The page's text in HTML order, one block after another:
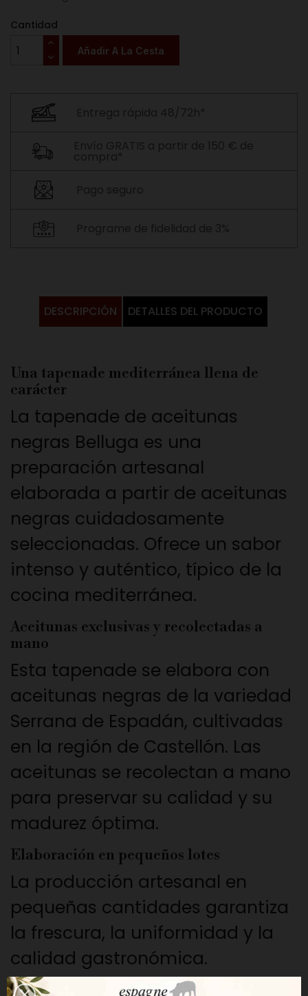
Cantidad
Añadir A La Cesta
DESCRIPCIÓN DETALLES DEL PRODUCTO
Una tapenade mediterránea llena de
carácter
La tapenade de aceitunas
negras Belluga es una
preparación artesanal
elaborada a partir de aceitunas
negras cuidadosamente
seleccionadas. Ofrece un sabor
intenso y auténtico, típico de la
cocina mediterránea.
Aceitunas exclusivas y recolectadas a
mano
Esta tapenade se elabora con
aceitunas negras de la variedad
Serrana de Espadán, cultivadas
en la región de Castellón. Las
aceitunas se recolectan a mano
para preservar su calidad y su
madurez óptima.
Elaboración en pequeños lotes
La producción artesanal en
pequeñas cantidades garantiza
la frescura, la uniformidad y la
calidad gastronómica.
Una textura cremosa y un sabor intenso